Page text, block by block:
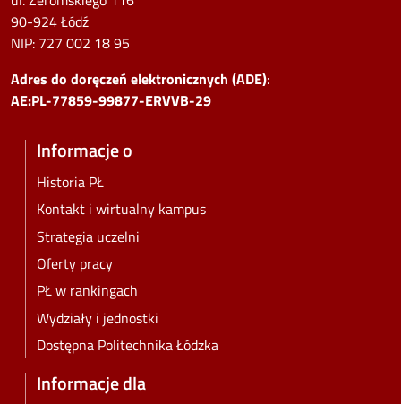
90-924 Łódź
NIP: 727 002 18 95
Adres do doręczeń elektronicznych (ADE):
AE:PL-77859-99877-ERVVB-29
Informacje o
Historia PŁ
Kontakt i wirtualny kampus
Strategia uczelni
Oferty pracy
PŁ w rankingach
Wydziały i jednostki
Dostępna Politechnika Łódzka
Informacje dla